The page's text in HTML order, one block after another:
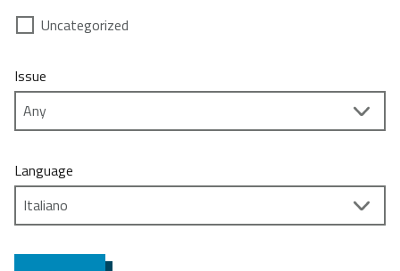
Uncategorized
Issue
Language